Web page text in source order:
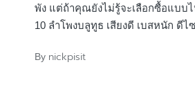
พัง แต่ถ้าคุณยังไม่รู้จะเลือกซื้อแบ
10 ลำโพงบลูทูธ เสียงดี เบสหนัก ดี
Posted
By nickpisit